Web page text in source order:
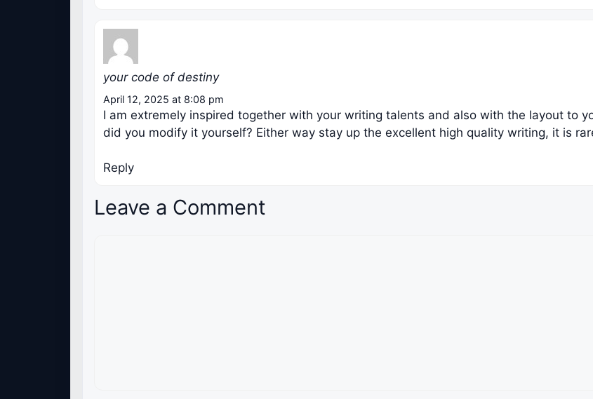
your code of destiny
April 12, 2025 at 8:08 pm
I am extremely inspired together with your writing talents and also with the layout to
did you modify it yourself? Either way stay up the excellent high quality writing, it is
Reply
Leave a Comment